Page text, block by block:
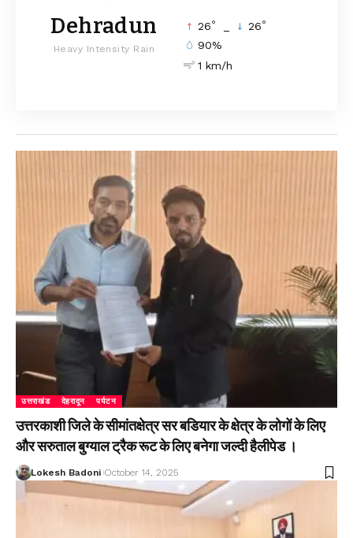
Dehradun
Heavy Intensity Rain
26° 26°
90%
1 km/h
उत्तराखंड देहरादून पर्यटन
उत्तरकाशी जिले के सीमांतक्षेत्र सर बडियार के क्षेत्र के लोगों के लिए
और सरुताल बुग्याल ट्रैक रूट के लिए बनेगा जल्दी हैलीपेड ।
Lokesh Badoni October 14, 2025